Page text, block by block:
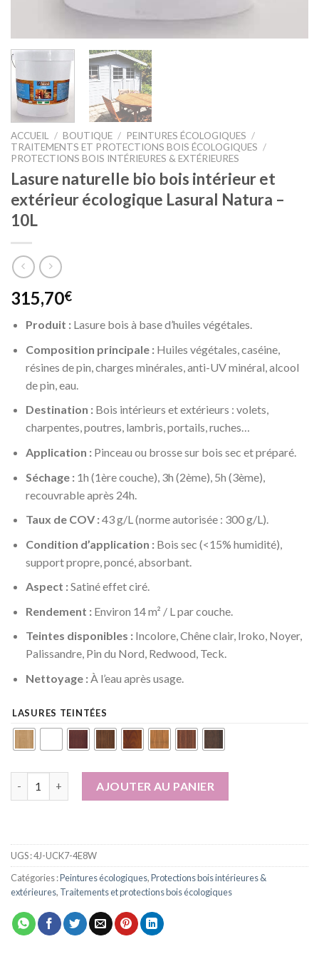
ACCUEIL / BOUTIQUE / PEINTURES ÉCOLOGIQUES /
TRAITEMENTS ET PROTECTIONS BOIS ÉCOLOGIQUES /
PROTECTIONS BOIS INTÉRIEURES & EXTÉRIEURES
Lasure naturelle bio bois intérieur et
extérieur écologique Lasural Natura –
10L
315,70€
Produit :Lasure bois à base d’huiles végétales.
Composition principale :Huiles végétales, caséine,
résines de pin, charges minérales, anti-UV minéral, alcool
de pin, eau.
Destination :Bois intérieurs et extérieurs : volets,
charpentes, poutres, lambris, portails, ruches…
Application :Pinceau ou brosse sur bois sec et préparé.
Séchage :1h (1ère couche), 3h (2ème), 5h (3ème),
recouvrable après 24h.
Taux de COV :43 g/L (norme autorisée : 300 g/L).
Condition d’application :Bois sec (<15% humidité),
support propre, poncé, absorbant.
Aspect :Satiné effet ciré.
Rendement :Environ 14 m² / L par couche.
Teintes disponibles :Incolore, Chêne clair, Iroko, Noyer,
Palissandre, Pin du Nord, Redwood, Teck.
Nettoyage :À l’eau après usage.
LASURES TEINTÉES
AJOUTER AU PANIER
UGS :4J-UCK7-4E8W
Catégories :Peintures écologiques,Protections bois intérieures &
extérieures, Traitements et protections bois écologiques